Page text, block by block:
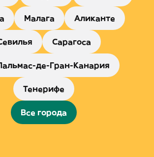
Малага Аликанте
Сарагоса
де-Гран-Канария
Тенерифе
Все города